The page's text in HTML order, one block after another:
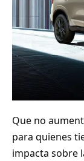
Que no
para quienes
impacta sobre